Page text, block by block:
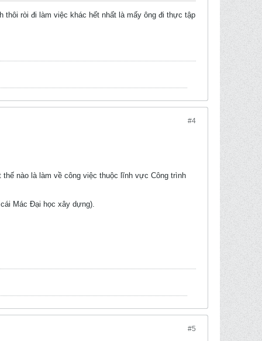
thôi ròi đi làm việc khác hết nhất là mấy ông đi thực tập
#4
nào là làm về công việc thuộc lĩnh vực Công trình
Mác Đại học xây dựng).
#5